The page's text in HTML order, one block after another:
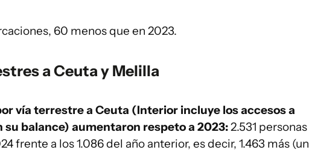
60 menos que en 2023.
a Ceuta y Melilla
vía terrestre a Ceuta (Interior incluye los accesos a
su balance) aumentaron respeto a 2023:2.531 personas
frente a los 1.086 del año anterior, es decir, 1.463 más (un